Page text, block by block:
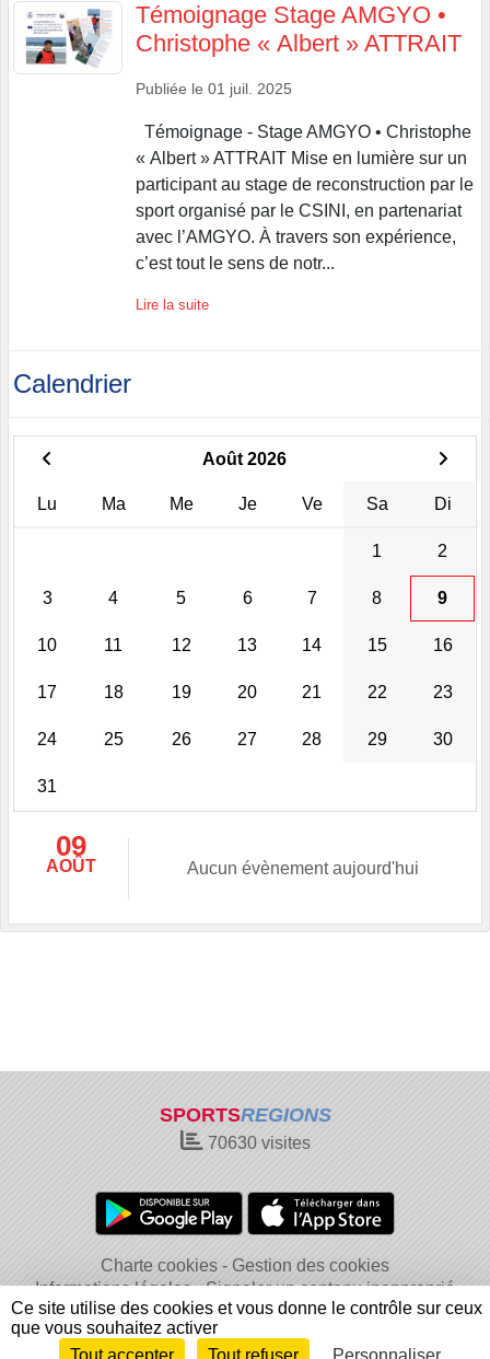
Témoignage Stage AMGYO •
Christophe « Albert » ATTRAIT
Publiée le 01 juil. 2025
Témoignage - Stage AMGYO • Christophe
« Albert » ATTRAIT Mise en lumière sur un
participant au stage de reconstruction par le
sport organisé par le CSINI, en partenariat
avec l’AMGYO. À travers son expérience,
c’est tout le sens de notr...
Lire la suite
Calendrier
Août 2026
Lu Ma Me Je Ve Sa Di
1 2
3 4 5 6 7 8 9
10 11 12 13 14 15 16
17 18 19 20 21 22 23
24 25 26 27 28 29 30
31
09
AOÛT Aucun évènement aujourd'hui
SPORTSREGIONS
70630visites
Charte cookies
Gestion des cookies
Informations légales
Signaler un contenu inapproprié
Ce site utilise des cookies et vous donne le contrôle sur ceux
que vous souhaitez activer
Tout accepter
Tout refuser Personnaliser